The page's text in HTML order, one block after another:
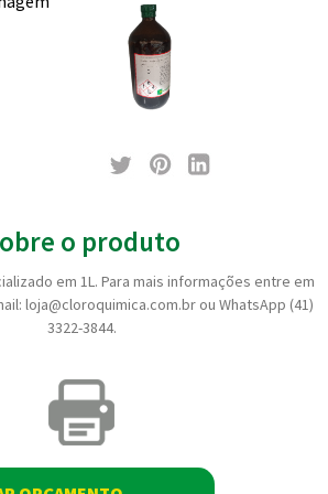
o produto
em 1L. Para mais informações entre em
loja@cloroquimica.com.br ou WhatsApp (41)
3322-3844.